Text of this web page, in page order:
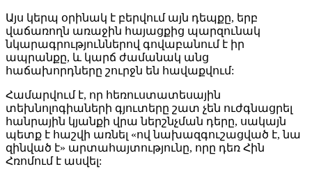
Այս կերպ օրինակ է բերվում այն դեպքը, երբ
վաճառողն առաջին հայացքից պարզունակ
նկարագրություններով գովաբանում է իր
ապրանքը, և կարճ ժամանակ անց
հաճախորդները շուրջն են հավաքվում:
Համարվում է, որ հեռուստատեսային
տեխնոլոգիաների գյուտերը շատ չեն ուժգնացրել
հանրային կյանքի վրա ներշնչման դերը, սակայն
պետք է հաշվի առնել «ով նախազգուշացված է, նա
զինված է» արտահայտությունը, որը դեռ Հին
Հռոմում է ասվել: